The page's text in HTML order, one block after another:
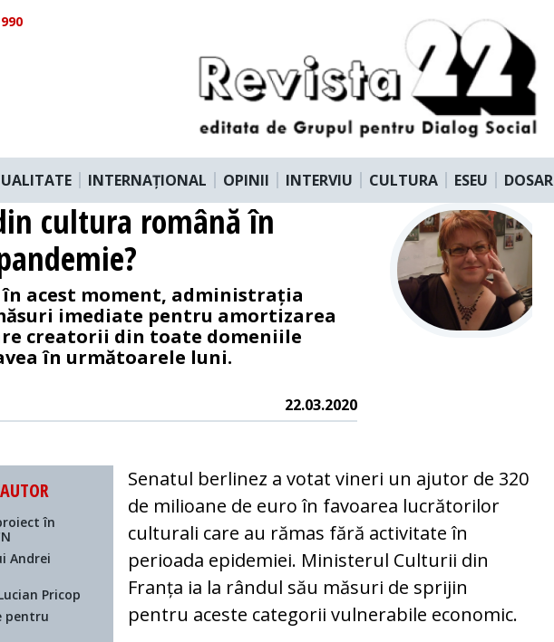
INTERNAȚIONAL OPINII INTERVIU CULTURA ESEU DOSAR
cultura română în
în acest moment, administrația
imediate pentru amortizarea
creatorii din toate domeniile
în următoarele luni.
22.03.2020
în
Andrei
Pricop
pentru
Senatul berlinez a votat vineri un ajutor de 320
de milioane de euro în favoarea lucrătorilor
culturali care au rămas fără activitate în
perioada epidemiei. Ministerul Culturii din
Franța ia la rândul său măsuri de sprijin
pentru aceste categorii vulnerabile economic.